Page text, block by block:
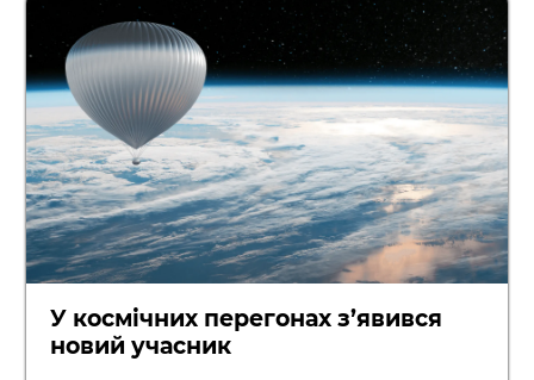
У космічних перегонах з’явився
новий учасник